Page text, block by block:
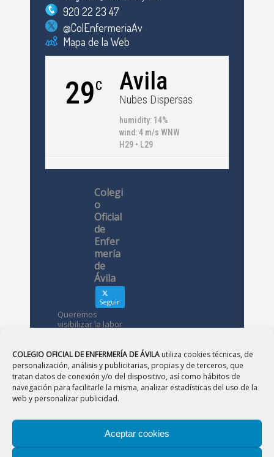
COLEGIO OFICIAL DE ENFERMERÍA DE ÁVILA utiliza cookies técnicas, de
personalización, análisis y publicitarias, propias y de terceros, que
tratan datos de conexión y/o del dispositivo, así como hábitos de
navegación para facilitarle la misma, analizar estadísticas del uso de la
web y personalizar publicidad.
Aceptar cookies
920 22 23 47
@ColEnfermeriaAv
Mapa de la Web
29C Avila
Nubes Dispersas
humidity: 14%
wind: 4 m/s WNW
H29 • L29
Colegi
o
Oficial
de
Enfer
mería
de
Ávila
Seguir
Queremos
visibilizar la labor
conoces?
Avatar Colegio
Oficial de
de Ávila
12 May